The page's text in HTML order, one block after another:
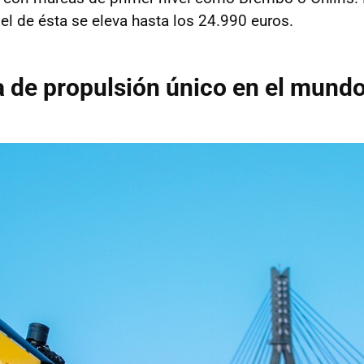
de ésta se eleva hasta los 24.990 euros.
de propulsión único en el